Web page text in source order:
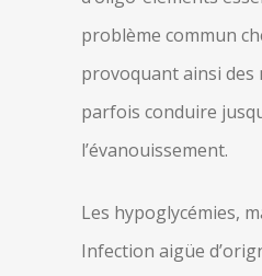
problème commun
provoquant ainsi des
parfois conduire
l’évanouissement.
Les hypoglycémies,
Infection aigüe